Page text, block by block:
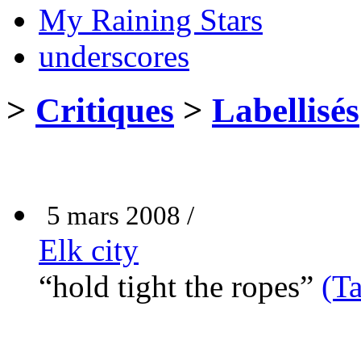
My Raining Stars
underscores
> Critiques > Labellisés
5 mars 2008 /
Elk city
“hold tight the ropes”